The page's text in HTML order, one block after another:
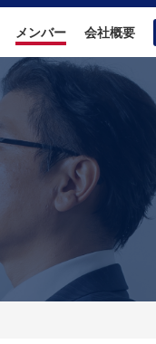
メンバー 会社概要